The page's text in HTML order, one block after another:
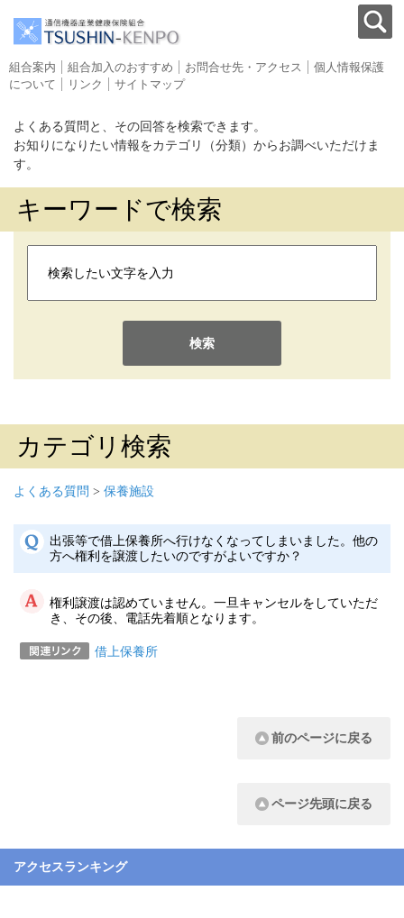
組合案内 組合加入のおすすめ お問合せ先・アクセス
個人情報保護
について
リンク サイトマップ
よくある質問と、その回答を検索できます。
お知りになりたい情報をカテゴリ（分類）からお調べいただけま
す。
キーワードで検索
検索
カテゴリ検索
よくある質問 > 保養施設
出張等で借上保養所へ行けなくなってしまいました。他の
方へ権利を譲渡したいのですがよいですか？
権利譲渡は認めていません。一旦キャンセルをしていただ
き、その後、電話先着順となります。
借上保養所
前のページに戻る
ページ先頭に戻る
アクセスランキング